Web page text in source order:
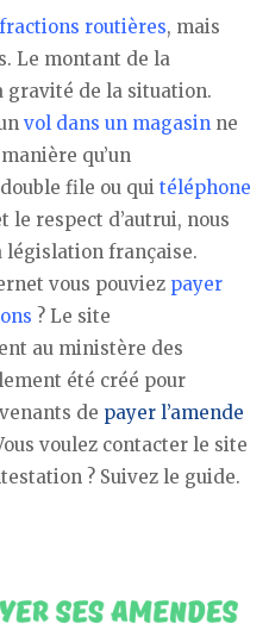
routières, mais
Le montant de la
gravité de la situation.
vol dans un magasin ne
qu’un
file ou qui téléphone
le respect d’autrui, nous
législation française.
vous pouviez payer
? Le site
au ministère des
été créé pour
de payer l’amende
voulez contacter le site
? Suivez le guide.